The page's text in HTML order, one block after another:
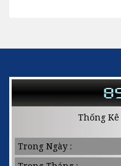
Thống
Trong Ngày :